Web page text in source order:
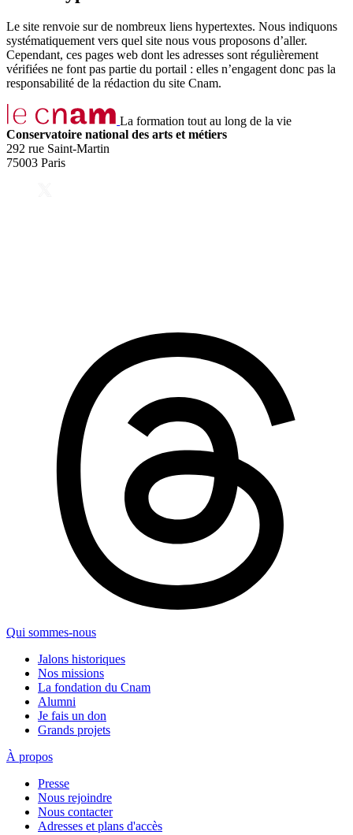
Le site renvoie sur de nombreux liens hypertextes. Nous indiquons
systématiquement vers quel site nous vous proposons d’aller.
Cependant, ces pages web dont les adresses sont régulièrement
vérifiées ne font pas partie du portail : elles n’engagent donc pas la
responsabilité de la rédaction du site Cnam.
La formation tout au long de la vie
Conservatoire national des arts et métiers
292 rue Saint-Martin
75003 Paris
Qui sommes-nous
Jalons historiques
Nos missions
La fondation du Cnam
Alumni
Je fais un don
Grands projets
À propos
Presse
Nous rejoindre
Nous contacter
Adresses et plans d'accès